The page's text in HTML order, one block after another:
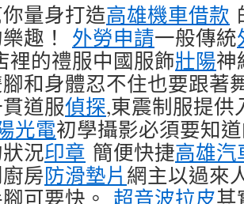
量身打造高雄機車借款
趣！ 外勞申請一般傳統
裡的禮服中國服飾壯陽神
和身體忍不住也要跟著
道服偵探,東震制服提供
光電初學攝影必須要知
況印章 簡便快捷高雄汽
房防滑墊片 網主以過來
可要快。 超音波拉皮其